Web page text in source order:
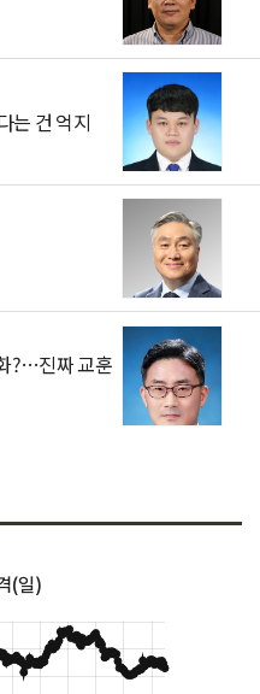
는 건 억지
?…진짜 교훈
(일)